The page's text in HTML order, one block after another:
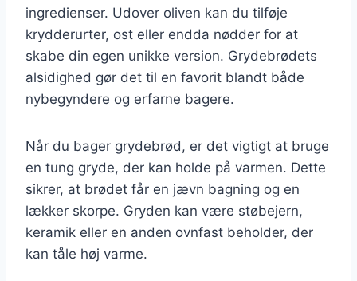
ingredienser. Udover oliven kan du tilføje
krydderurter, ost eller endda nødder for at
skabe din egen unikke version. Grydebrødets
alsidighed gør det til en favorit blandt både
nybegyndere og erfarne bagere.
Når du bager grydebrød, er det vigtigt at bruge
en tung gryde, der kan holde på varmen. Dette
sikrer, at brødet får en jævn bagning og en
lækker skorpe. Gryden kan være støbejern,
keramik eller en anden ovnfast beholder, der
kan tåle høj varme.